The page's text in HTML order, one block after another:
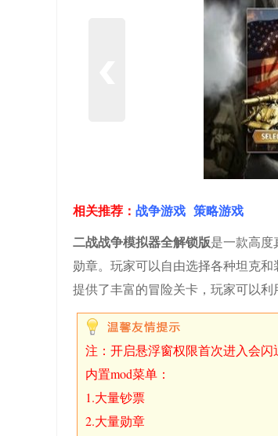
相关推荐： 战争游戏 策略游戏
二战战争模拟器全解锁版是一款高度
勋章。玩家可以自由选择各种坦克
提供了丰富的冒险关卡，玩家可以利
注：开启悬浮窗权限首次进入会闪
内置mod菜单：
1.大量钞票
2.大量勋章